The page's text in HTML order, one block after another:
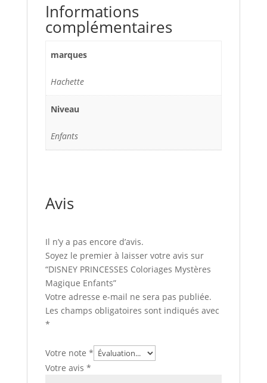
Informations
complémentaires
marques
Hachette
Niveau
Enfants
Avis
Il n’y a pas encore d’avis.
Soyez le premier à laisser votre avis sur
“DISNEY PRINCESSES Coloriages Mystères
Magique Enfants”
Votre adresse e-mail ne sera pas publiée.
Les champs obligatoires sont indiqués avec
*
Votre note *
Votre avis *